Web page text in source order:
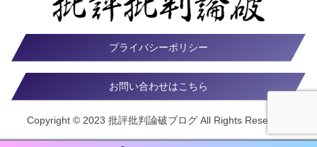
プライバシーポリシー
お問い合わせはこちら
Copyright © 2023 批評批判論破ブログ All Rights Reserved.